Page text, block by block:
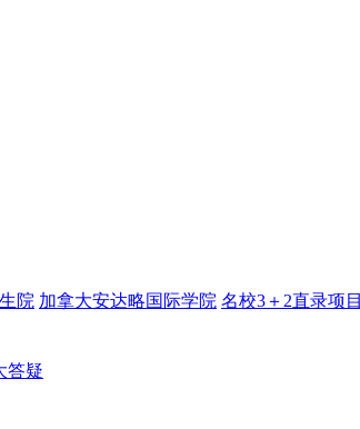
院 加拿大安达略国际学院 名校3＋2直录项目
答疑